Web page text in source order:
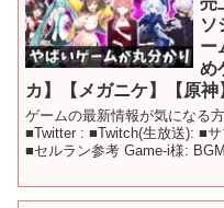
ソ
ー
め
カ】【メガニケ】【原神
ゲームの最新情報が気になる
■Twitter : ■Twitch(生放送): ■
■セルラン参考 Game-i様: